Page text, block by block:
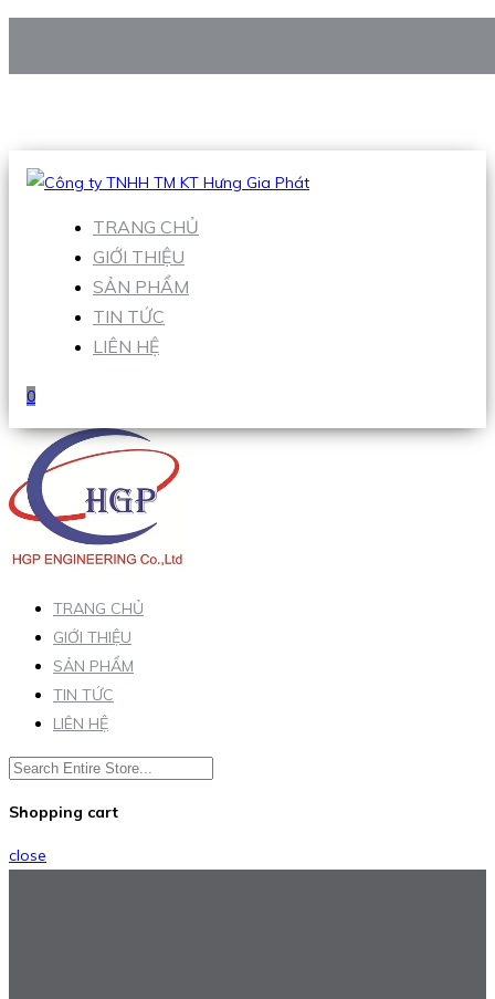
Hotline:0938 906 663
TRANG CHỦ
GIỚI THIỆU
SẢN PHẨM
TIN TỨC
LIÊN HỆ
0
TRANG CHỦ
GIỚI THIỆU
SẢN PHẨM
TIN TỨC
LIÊN HỆ
Shopping cart
close